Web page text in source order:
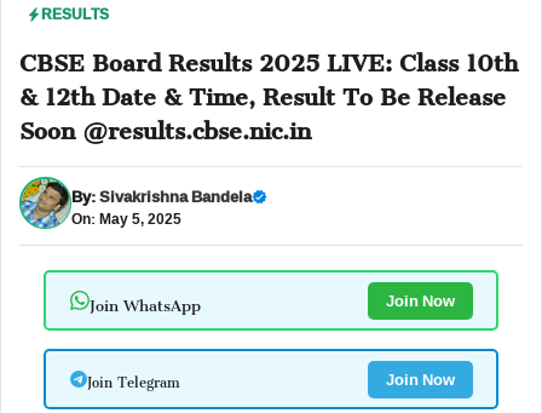
RESULTS
CBSE Board Results 2025 LIVE: Class 10th
& 12th Date & Time, Result To Be Release
Soon @results.cbse.nic.in
By:Sivakrishna Bandela
On: May 5, 2025
Join WhatsApp Join Now
Join Telegram Join Now